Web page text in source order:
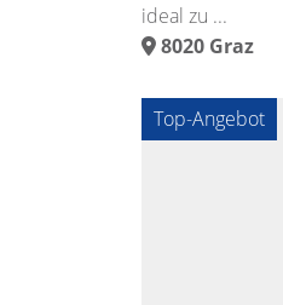
ideal zu ...
8020 Graz
Top-Angebot